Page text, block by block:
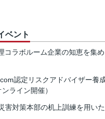
ベント
コラボルーム企業の知恵を集
認定リスクアドバイザー養
ライン開催）
災害対策本部の机上訓練を用い